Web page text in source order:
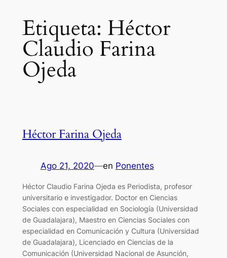
Etiqueta: Héctor
Claudio Farina
Ojeda
Héctor Farina Ojeda
Ago 21, 2020—en Ponentes
Héctor Claudio Farina Ojeda es Periodista, profesor
universitario e investigador. Doctor en Ciencias
Sociales con especialidad en Sociología (Universidad
de Guadalajara), Maestro en Ciencias Sociales con
especialidad en Comunicación y Cultura (Universidad
de Guadalajara), Licenciado en Ciencias de la
Comunicación (Universidad Nacional de Asunción,